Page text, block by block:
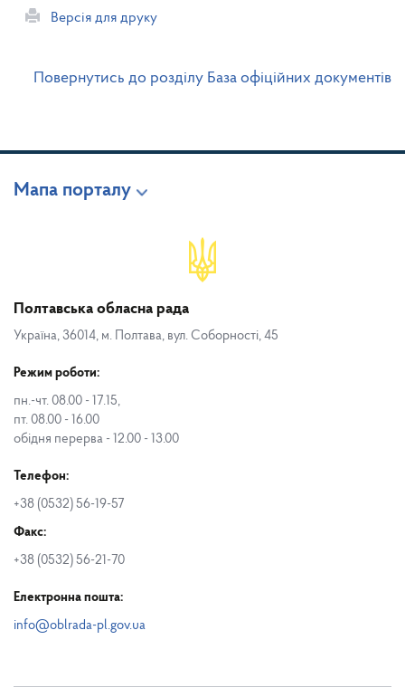
Версія для друку
Повернутись до розділу База офіційних документів
Мапа порталу
Полтавська обласна рада
Україна, 36014, м. Полтава, вул. Соборності, 45
Режим роботи:
пн.-чт. 08.00 - 17.15,
пт. 08.00 - 16.00
обідня перерва - 12.00 - 13.00
Телефон:
+38 (0532) 56-19-57
Факс:
+38 (0532) 56-21-70
Електронна пошта:
info@oblrada-pl.gov.ua